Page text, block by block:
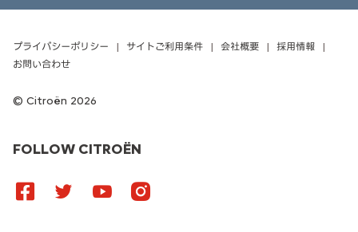
FOLLOW CITROËN
Citroën 2026
プライバシーポリシー サイトご利用条件 会社概要
採用情報
お問い合わせ